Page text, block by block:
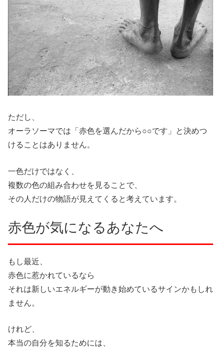
ただし、
オーラソーマでは「赤色を選んだから○○です」と決めつ
けることはありません。
一色だけではなく、
複数の色の組み合わせを見ることで、
その人だけの物語が見えてくると考えています。
赤色が気になるあなたへ
もし最近、
赤色に惹かれているなら
それは新しいエネルギーが動き始めているサインかもしれ
ません。
けれど、
本当の自分を知るためには、